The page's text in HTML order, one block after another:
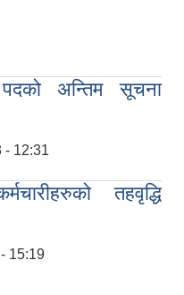
अन्तिम सूचना
- 12:31
तहवृद्धि
15:19